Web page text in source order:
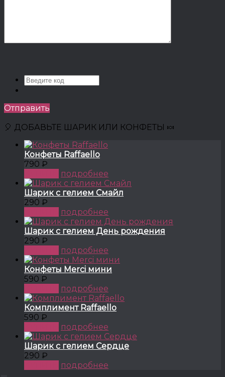
Отправить
🎈 ДОБАВЬТЕ ШАРИК ИЛИ КОНФЕТЫ 🍬
Конфеты Raffaello
790 ₽
подробнее
Шарик с гелием Смайл
290 ₽
подробнее
Шарик с гелием День рождения
290 ₽
подробнее
Конфеты Merci мини
590 ₽
подробнее
Комплимент Raffaello
590 ₽
подробнее
Шарик с гелием Сердце
290 ₽
подробнее